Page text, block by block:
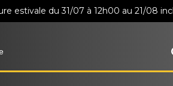
estivale du 31/07 à 12h00 au 21/08